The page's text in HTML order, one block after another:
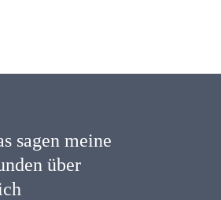
sagen meine
über